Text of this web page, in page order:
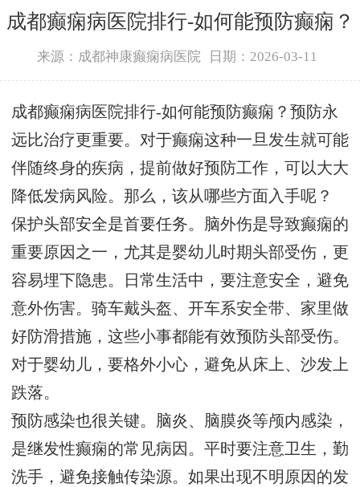
成都癫痫病医院排行-如何能预防癫痫？
来源：成都神康癫痫病医院 日期：2026-03-11
成都癫痫病医院排行-如何能预防癫痫？预防永
远比治疗更重要。对于癫痫这种一旦发生就可能
伴随终身的疾病，提前做好预防工作，可以大大
降低发病风险。那么，该从哪些方面入手呢？
保护头部安全是首要任务。脑外伤是导致癫痫的
重要原因之一，尤其是婴幼儿时期头部受伤，更
容易埋下隐患。日常生活中，要注意安全，避免
意外伤害。骑车戴头盔、开车系安全带、家里做
好防滑措施，这些小事都能有效预防头部受伤。
对于婴幼儿，要格外小心，避免从床上、沙发上
跌落。
预防感染也很关键。脑炎、脑膜炎等颅内感染，
是继发性癫痫的常见病因。平时要注意卫生，勤
洗手，避免接触传染源。如果出现不明原因的发